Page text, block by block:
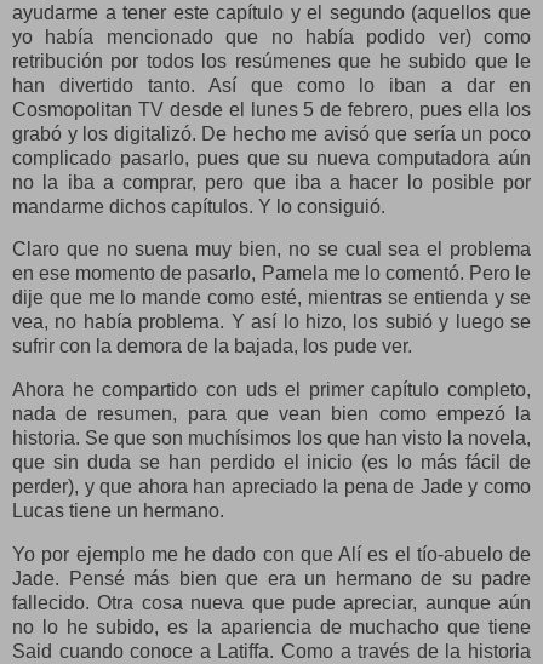
ayudarme a tener este capítulo y el segundo (aquellos que
yo había mencionado que no había podido ver) como
retribución por todos los resúmenes que he subido que le
han divertido tanto. Así que como lo iban a dar en
Cosmopolitan TV desde el lunes 5 de febrero, pues ella los
grabó y los digitalizó. De hecho me avisó que sería un poco
complicado pasarlo, pues que su nueva computadora aún
no la iba a comprar, pero que iba a hacer lo posible por
mandarme dichos capítulos. Y lo consiguió.
Claro que no suena muy bien, no se cual sea el problema
en ese momento de pasarlo, Pamela me lo comentó. Pero le
dije que me lo mande como esté, mientras se entienda y se
vea, no había problema. Y así lo hizo, los subió y luego se
sufrir con la demora de la bajada, los pude ver.
Ahora he compartido con uds el primer capítulo completo,
nada de resumen, para que vean bien como empezó la
historia. Se que son muchísimos los que han visto la novela,
que sin duda se han perdido el inicio (es lo más fácil de
perder), y que ahora han apreciado la pena de Jade y como
Lucas tiene un hermano.
Yo por ejemplo me he dado con que Alí es el tío-abuelo de
Jade. Pensé más bien que era un hermano de su padre
fallecido. Otra cosa nueva que pude apreciar, aunque aún
no lo he subido, es la apariencia de muchacho que tiene
Said cuando conoce a Latiffa. Como a través de la historia